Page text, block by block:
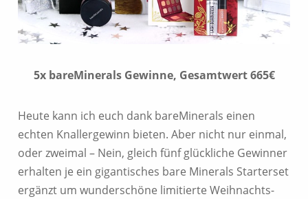
5x bareMinerals Gewinne, Gesamtwert 665€
Heute kann ich euch dank bareMinerals einen
echten Knallergewinn bieten. Aber nicht nur einmal,
oder zweimal – Nein, gleich fünf glückliche Gewinner
erhalten je ein gigantisches bare Minerals Starterset
ergänzt um wunderschöne limitierte Weihnachts-